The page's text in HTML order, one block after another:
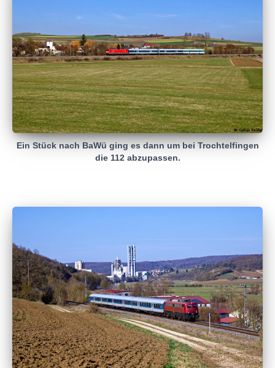
Ein Stück nach BaWü ging es dann um bei Trochtelfingen
die 112 abzupassen.